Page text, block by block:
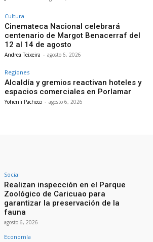
Cultura
Cinemateca Nacional celebrará
centenario de Margot Benacerraf del
12 al 14 de agosto
Andrea Teixeira - agosto 6, 2026
Regiones
Alcaldía y gremios reactivan hoteles y
espacios comerciales en Porlamar
Yohenli Pacheco - agosto 6, 2026
Social
Realizan inspección en el Parque
Zoológico de Caricuao para
garantizar la preservación de la
fauna
agosto 6, 2026
Economía